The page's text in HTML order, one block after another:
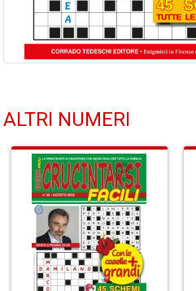
ALTRI NUMERI